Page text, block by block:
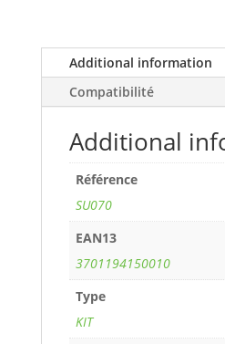
DCI
(100
cv)
03>05
ref.
SU070
quantity
Additional information
Compatibilité
Additional
Référence
SU070
EAN13
3701194150010
Type
KIT